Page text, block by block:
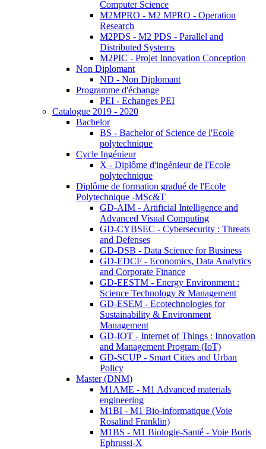
Computer Science
M2MPRO - M2 MPRO - Operation
Research
M2PDS - M2 PDS - Parallel and
Distributed Systems
M2PIC - Projet Innovation Conception
Non Diplomant
ND - Non Diplomant
Programme d'échange
PEI - Echanges PEI
Catalogue 2019 - 2020
Bachelor
BS - Bachelor of Science de l'Ecole
polytechnique
Cycle Ingénieur
X - Diplôme d'ingénieur de l'Ecole
polytechnique
Diplôme de formation gradué de l'Ecole
Polytechnique -MSc&T
GD-AIM - Artificial Intelligence and
Advanced Visual Computing
GD-CYBSEC - Cybersecurity : Threats
and Defenses
GD-DSB - Data Science for Business
GD-EDCF - Economics, Data Analytics
and Corporate Finance
GD-EESTM - Energy Environment :
Science Technology & Management
GD-ESEM - Ecotechnologies for
Sustainability & Environment
Management
GD-IOT - Internet of Things : Innovation
and Management Program (IoT)
GD-SCUP - Smart Cities and Urban
Policy
Master (DNM)
M1AME - M1 Advanced materials
engineering
M1BI - M1 Bio-informatique (Voie
Rosalind Franklin)
M1BS - M1 Biologie-Santé - Voie Boris
Ephrussi-X